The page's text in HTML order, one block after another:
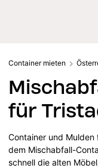
Container mieten
für
Container und Mulden
dem Mischabfall-
schnell die alten